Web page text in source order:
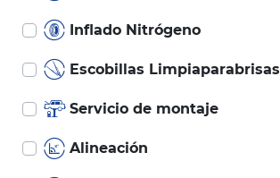
Inflado Nitrógeno
Escobillas Limpiaparabrisas
Servicio de montaje
Alineación